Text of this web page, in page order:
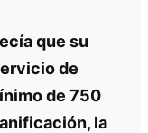
que su
de
de 750
la